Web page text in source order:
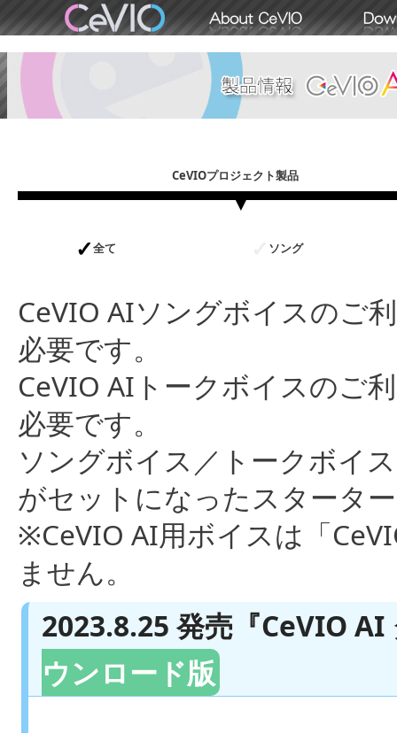
CeVIOプロジェクト製品
全て ソング
CeVIO AIソングボイスのご
必要です。
CeVIO AIトークボイスのご
必要です。
ソングボイス／トークボイ
がセットになったスタータ
※CeVIO AI用ボイスは「
ません。
2023.8.25 発売『CeVIO
ウンロード版